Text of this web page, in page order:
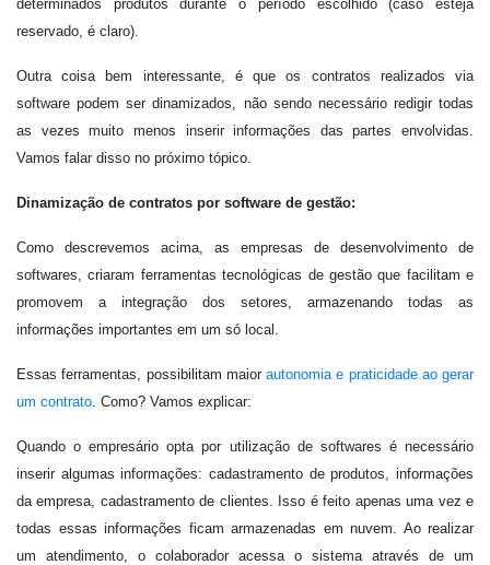
determinados produtos durante o período escolhido (caso esteja
reservado, é claro).
Outra coisa bem interessante, é que os contratos realizados via
software podem ser dinamizados, não sendo necessário redigir todas
as vezes muito menos inserir informações das partes envolvidas.
Vamos falar disso no próximo tópico.
Dinamização de contratos por software de gestão:
Como descrevemos acima, as empresas de desenvolvimento de
softwares, criaram ferramentas tecnológicas de gestão que facilitam e
promovem a integração dos setores, armazenando todas as
informações importantes em um só local.
Essas ferramentas, possibilitam maior autonomia e praticidade ao gerar
um contrato. Como? Vamos explicar:
Quando o empresário opta por utilização de softwares é necessário
inserir algumas informações: cadastramento de produtos, informações
da empresa, cadastramento de clientes. Isso é feito apenas uma vez e
todas essas informações ficam armazenadas em nuvem. Ao realizar
um atendimento, o colaborador acessa o sistema através de um